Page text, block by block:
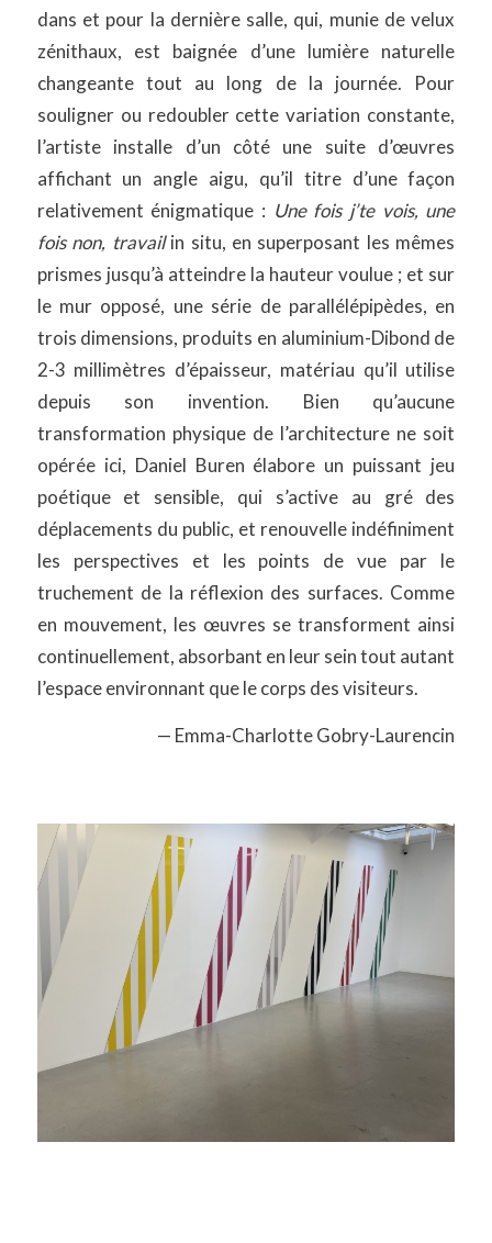
dans et pour la dernière salle, qui, munie de velux
zénithaux, est baignée d’une lumière naturelle
changeante tout au long de la journée. Pour
souligner ou redoubler cette variation constante,
l’artiste installe d’un côté une suite d’œuvres
affichant un angle aigu, qu’il titre d’une façon
relativement énigmatique : Une fois j’te vois, une
fois non, travailin situ, en superposant les mêmes
prismes jusqu’à atteindre la hauteur voulue ; et sur
le mur opposé, une série de parallélépipèdes, en
trois dimensions, produits en aluminium-Dibond de
2-3 millimètres d’épaisseur, matériau qu’il utilise
depuis son invention. Bien qu’aucune
transformation physique de l’architecture ne soit
opérée ici, Daniel Buren élabore un puissant jeu
poétique et sensible, qui s’active au gré des
déplacements du public, et renouvelle indéfiniment
les perspectives et les points de vue par le
truchement de la réflexion des surfaces. Comme
en mouvement, les œuvres se transforment ainsi
continuellement, absorbant en leur sein tout autant
l’espace environnant que le corps des visiteurs.
— Emma-Charlotte Gobry-Laurencin